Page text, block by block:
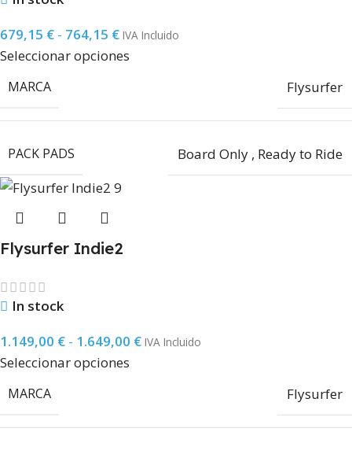
679,15 € - 764,15 € IVA Incluido
Seleccionar opciones
MARCA Flysurfer
PACK PADS Board Only , Ready to Ride
Flysurfer Indie2
In stock
1.149,00 € - 1.649,00 € IVA Incluido
Seleccionar opciones
MARCA Flysurfer